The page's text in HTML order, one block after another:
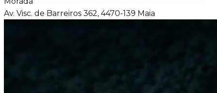
Av. Visc. de Barreiros 362, 4470-139 Maia